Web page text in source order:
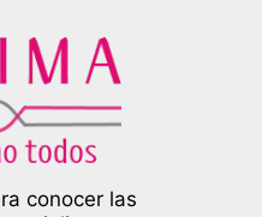
conocer las